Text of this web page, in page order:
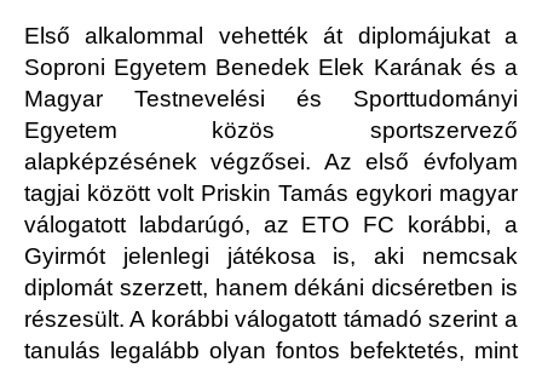
Első alkalommal vehették át diplomájukat a
Soproni Egyetem Benedek Elek Karának és a
Magyar Testnevelési és Sporttudományi
Egyetem közös sportszervező
alapképzésének végzősei. Az első évfolyam
tagjai között volt Priskin Tamás egykori magyar
válogatott labdarúgó, az ETO FC korábbi, a
Gyirmót jelenlegi játékosa is, aki nemcsak
diplomát szerzett, hanem dékáni dicséretben is
részesült. A korábbi válogatott támadó szerint a
tanulás legalább olyan fontos befektetés, mint